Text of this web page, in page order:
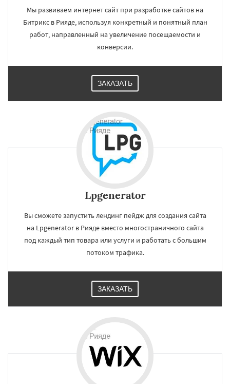
Мы развиваем интернет сайт при разработке сайтов на
Битрикс в Рияде, используя конкретный и понятный план
работ, направленный на увеличение посещаемости и
конверсии.
ЗАКАЗАТЬ
Lpgenerator
Вы сможете запустить лендинг пейдж для создания сайта
на Lpgenerator в Рияде вместо многостраничного сайта
под каждый тип товара или услуги и работать с большим
потоком трафика.
ЗАКАЗАТЬ